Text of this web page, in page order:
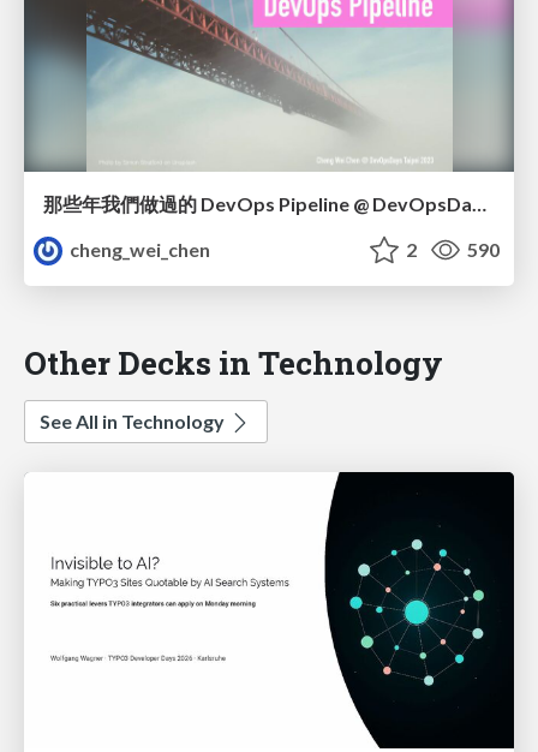
那些年我們做過的 DevOps Pipeline @ DevOpsDays Taipei 2023
cheng_wei_chen
2 590
Other Decks in Technology
See All in Technology